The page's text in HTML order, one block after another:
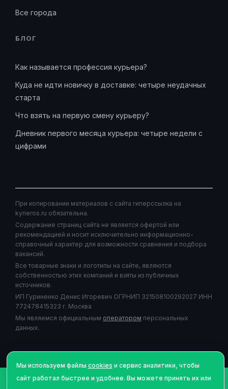
Все города
БЛОГ
Как называется профессия курьера?
Куда не идти новичку в доставке: четыре неудачных
старта
Что взять на первую смену курьеру?
Дневник первого месяца курьера: четыре недели с
цифрами
При копировании материалов с сайта гиперссылка на
kyrieros.ru обязательна.
Содержание страниц сайта не является офертой или
рекомендацией и носит исключительно информационно-
справочный характер для возможности сравнения и подбора
вакансий.
Все товарные знаки и логотипы на сайте, являются
собственностью этих компаний и взяты из публичных
источников.
ИП Гуриненко Денис Игоревич ОГРНИП 321508100292027 ИНН
772478415323 г. Москва
Мы являемся официальным оператором персональных
данных.
©Авторское право2026| Курьерос.ру - работа курьером,
Мы используем файлы cookies и сервис аналитики, чтобы
сайт работал быстрее и удобнее. Вы можете принять их или